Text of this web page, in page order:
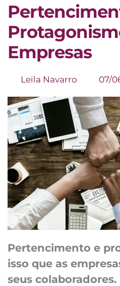
Empresas
Leila Navarro 07/
Pertencimento e
isso que as
seus colaboradores.